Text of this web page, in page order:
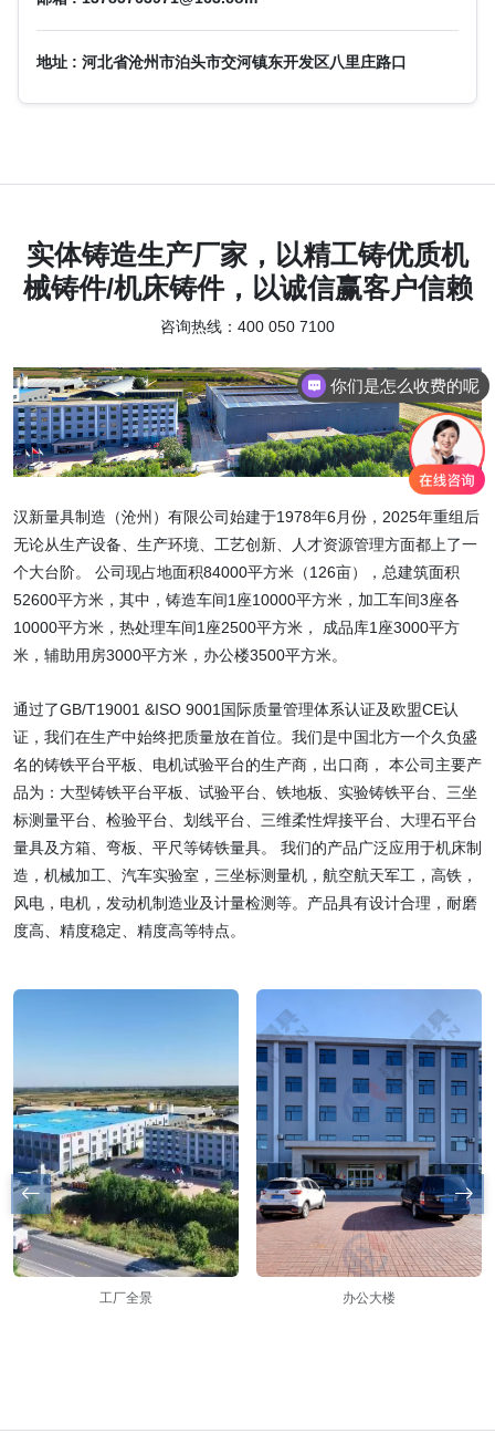
地址 : 河北省沧州市泊头市交河镇东开发区八里庄路口
实体铸造生产厂家，以精工铸优质机
械铸件/机床铸件，以诚信赢客户信赖
咨询热线：400 050 7100
汉新量具制造（沧州）有限公司始建于1978年6月份，2025年重组后
无论从生产设备、生产环境、工艺创新、人才资源管理方面都上了一
个大台阶。 公司现占地面积84000平方米（126亩），总建筑面积
52600平方米，其中，铸造车间1座10000平方米，加工车间3座各
10000平方米，热处理车间1座2500平方米， 成品库1座3000平方
米，辅助用房3000平方米，办公楼3500平方米。
通过了GB/T19001 &ISO 9001国际质量管理体系认证及欧盟CE认
证，我们在生产中始终把质量放在首位。我们是中国北方一个久负盛
名的铸铁平台平板、电机试验平台的生产商，出口商， 本公司主要产
品为：大型铸铁平台平板、试验平台、铁地板、实验铸铁平台、三坐
标测量平台、检验平台、划线平台、三维柔性焊接平台、大理石平台
量具及方箱、弯板、平尺等铸铁量具。 我们的产品广泛应用于机床制
造，机械加工、汽车实验室，三坐标测量机，航空航天军工，高铁，
风电，电机，发动机制造业及计量检测等。产品具有设计合理，耐磨
度高、精度稳定、精度高等特点。
工厂全景 办公大楼
你们是怎么收费的呢